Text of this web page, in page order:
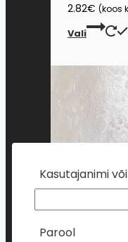
2.82€ (koos
Vali
Kasutajanimi
Parool